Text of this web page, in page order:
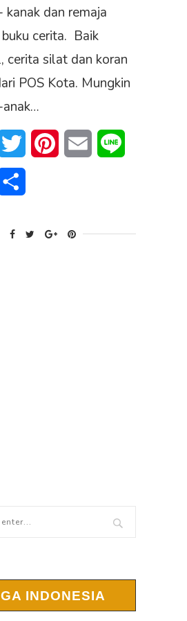
kanak dan remaja
cerita. Baik
cerita silat dan koran
POS Kota. Mungkin
FacebookTwitter PinterestEmail
Tumblr
INDONESIA